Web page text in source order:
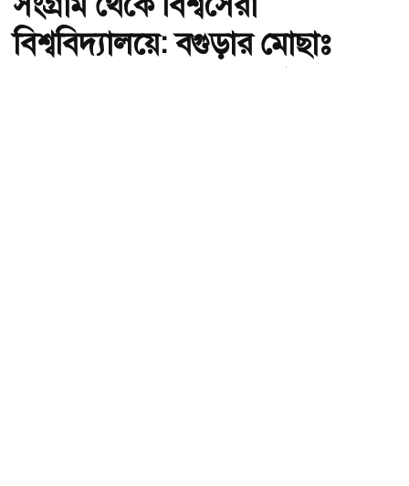
বিশ্ববিদ্যালয়ে: বগুড়ার মোছাঃ
অনন্যা খাতুনের অনুপ্রেরণার গল্প